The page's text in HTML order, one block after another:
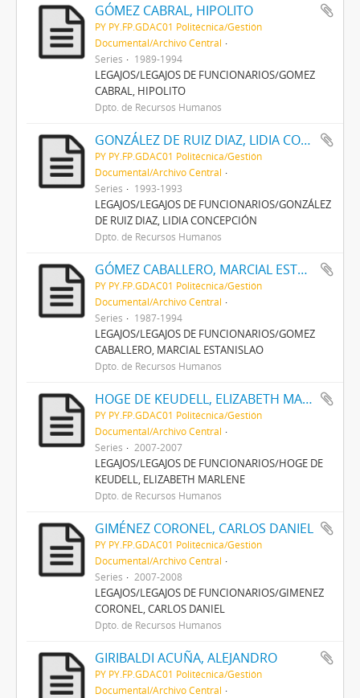
GÓMEZ CABRAL, HIPOLITO
PY PY.FP.GDAC01 Politécnica/Gestión
Documental/Archivo Central
Series
1989-1994
LEGAJOS/LEGAJOS DE FUNCIONARIOS/GOMEZ
CABRAL, HIPOLITO
Dpto. de Recursos Humanos
GONZÁLEZ DE RUIZ DIAZ, LIDIA CONCEPCIÓN
PY PY.FP.GDAC01 Politécnica/Gestión
Documental/Archivo Central
Series
1993-1993
LEGAJOS/LEGAJOS DE FUNCIONARIOS/GONZÁLEZ
DE RUIZ DIAZ, LIDIA CONCEPCIÓN
Dpto. de Recursos Humanos
GÓMEZ CABALLERO, MARCIAL ESTANISLAO
PY PY.FP.GDAC01 Politécnica/Gestión
Documental/Archivo Central
Series
1987-1994
LEGAJOS/LEGAJOS DE FUNCIONARIOS/GOMEZ
CABALLERO, MARCIAL ESTANISLAO
Dpto. de Recursos Humanos
HOGE DE KEUDELL, ELIZABETH MARLENE
PY PY.FP.GDAC01 Politécnica/Gestión
Documental/Archivo Central
Series
2007-2007
LEGAJOS/LEGAJOS DE FUNCIONARIOS/HOGE DE
KEUDELL, ELIZABETH MARLENE
Dpto. de Recursos Humanos
GIMÉNEZ CORONEL, CARLOS DANIEL
PY PY.FP.GDAC01 Politécnica/Gestión
Documental/Archivo Central
Series
2007-2008
LEGAJOS/LEGAJOS DE FUNCIONARIOS/GIMENEZ
CORONEL, CARLOS DANIEL
Dpto. de Recursos Humanos
GIRIBALDI ACUÑA, ALEJANDRO
PY PY.FP.GDAC01 Politécnica/Gestión
Documental/Archivo Central